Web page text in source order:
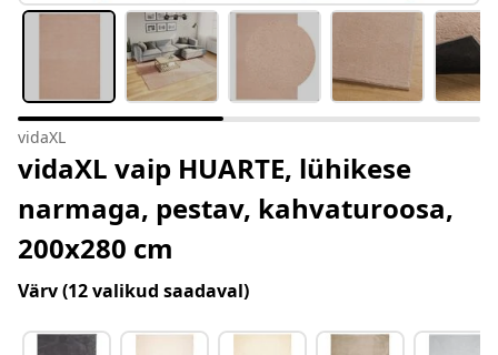
vidaXL
vidaXL vaip HUARTE, lühikese
narmaga, pestav, kahvaturoosa,
200x280 cm
Värv(12 valikud saadaval)